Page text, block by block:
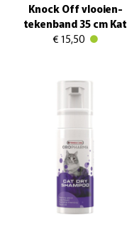
Knock Off vlooien-
tekenband 35 cm Kat
€ 15,50